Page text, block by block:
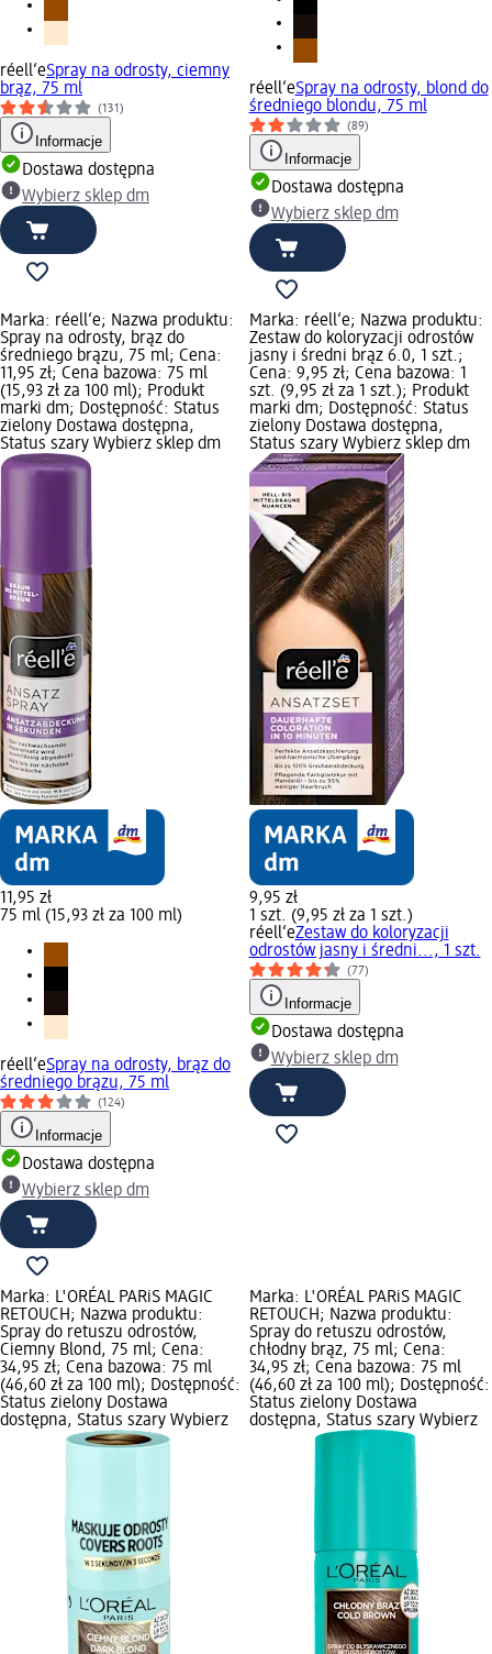
réell‘eSpray na odrosty, ciemny
brąz, 75 ml
(131)
Informacje
Dostawa dostępna
Wybierz sklep dm
réell‘eSpray na odrosty, blond do
średniego blondu, 75 ml
(89)
Informacje
Dostawa dostępna
Wybierz sklep dm
Marka: réell‘e; Nazwa produktu:
Spray na odrosty, brąz do
średniego brązu, 75 ml; Cena:
11,95 zł; Cena bazowa: 75 ml
(15,93 zł za 100 ml); Produkt
marki dm; Dostępność: Status
zielony Dostawa dostępna,
Status szary Wybierz sklep dm
11,95 zł
75 ml (15,93 zł za 100 ml)
réell‘eSpray na odrosty, brąz do
średniego brązu, 75 ml
(124)
Informacje
Dostawa dostępna
Wybierz sklep dm
Marka: réell‘e; Nazwa produktu:
Zestaw do koloryzacji odrostów
jasny i średni brąz 6.0, 1 szt.;
Cena: 9,95 zł; Cena bazowa: 1
szt. (9,95 zł za 1 szt.); Produkt
marki dm; Dostępność: Status
zielony Dostawa dostępna,
Status szary Wybierz sklep dm
9,95 zł
1 szt. (9,95 zł za 1 szt.)
réell‘eZestaw do koloryzacji
odrostów jasny i średni..., 1 szt.
(77)
Informacje
Dostawa dostępna
Wybierz sklep dm
Marka: L'ORÉAL PARiS MAGIC
RETOUCH; Nazwa produktu:
Spray do retuszu odrostów,
Ciemny Blond, 75 ml; Cena:
34,95 zł; Cena bazowa: 75 ml
(46,60 zł za 100 ml); Dostępność:
Status zielony Dostawa
dostępna, Status szary Wybierz
Marka: L'ORÉAL PARiS MAGIC
RETOUCH; Nazwa produktu:
Spray do retuszu odrostów,
chłodny brąz, 75 ml; Cena:
34,95 zł; Cena bazowa: 75 ml
(46,60 zł za 100 ml); Dostępność:
Status zielony Dostawa
dostępna, Status szary Wybierz